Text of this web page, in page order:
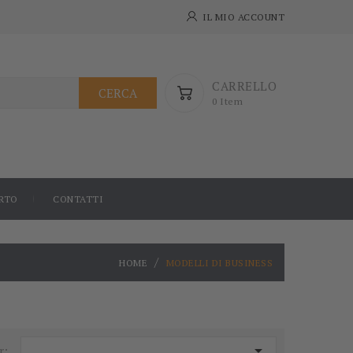
IL MIO ACCOUNT
CARRELLO
0 Item
CERCA
CONTATTI
HOME MODELLI DI BUSINESS